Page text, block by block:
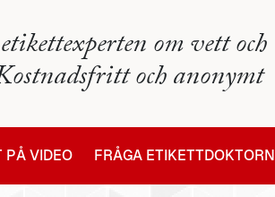
om vett och
och anonymt
PÅ VIDEO FRÅGA ETIKETTDOKTORN